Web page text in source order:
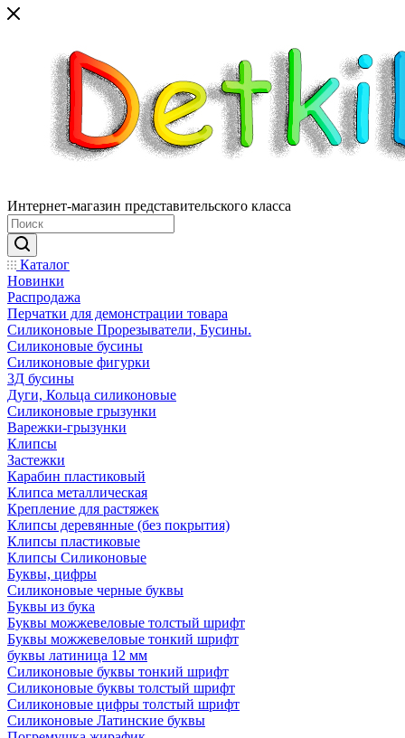
Интернет-магазин представительского класса
Каталог
Новинки
Распродажа
Перчатки для демонстрации товара
Силиконовые Прорезыватели, Бусины.
Силиконовые бусины
Силиконовые фигурки
3Д бусины
Дуги, Кольца силиконовые
Силиконовые грызунки
Варежки-грызунки
Клипсы
Застежки
Карабин пластиковый
Клипса металлическая
Крепление для растяжек
Клипсы деревянные (без покрытия)
Клипсы пластиковые
Клипсы Силиконовые
Буквы, цифры
Силиконовые черные буквы
Буквы из бука
Буквы можжевеловые толстый шрифт
Буквы можжевеловые тонкий шрифт
буквы латиница 12 мм
Силиконовые буквы тонкий шрифт
Силиконовые буквы толстый шрифт
Силиконовые цифры толстый шрифт
Силиконовые Латинские буквы